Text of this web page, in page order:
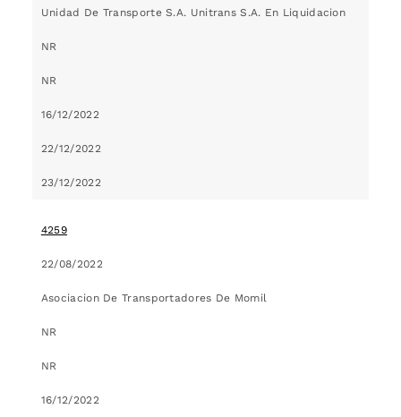
Unidad De Transporte S.A. Unitrans S.A. En Liquidacion
NR
NR
16/12/2022
22/12/2022
23/12/2022
4259
22/08/2022
Asociacion De Transportadores De Momil
NR
NR
16/12/2022